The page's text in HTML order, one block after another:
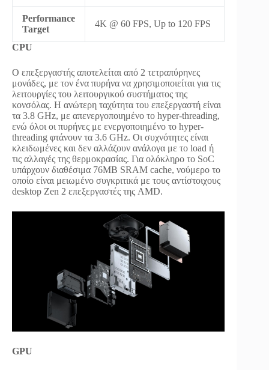
Performance
Target
4K @ 60 FPS, Up to 120 FPS
CPU
Ο επεξεργαστής αποτελείται από 2 τετραπύρηνες
μονάδες, με τον ένα πυρήνα να χρησιμοποιείται για τις
λειτουργίες του λειτουργικού συστήματος της
κονσόλας. Η ανώτερη ταχύτητα του επεξεργαστή είναι
τα 3.8 GHz, με απενεργοποιημένο το hyper-threading,
ενώ όλοι οι πυρήνες με ενεργοποιημένο το hyper-
threading φτάνουν τα 3.6 GΗz. Οι συχνότητες είναι
κλειδωμένες και δεν αλλάζουν ανάλογα με το load ή
τις αλλαγές της θερμοκρασίας. Για ολόκληρο το SoC
υπάρχουν διαθέσιμα 76MB SRAM cache, νούμερο το
οποίο είναι μειωμένο συγκριτικά με τους αντίστοιχους
desktop Zen 2 επεξεργαστές της AMD.
GPU